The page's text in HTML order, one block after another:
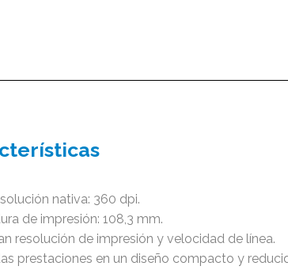
nativa: 360 dpi.
de impresión: 108,3 mm.
resolución de impresión y velocidad de línea.
prestaciones en un diseño compacto y